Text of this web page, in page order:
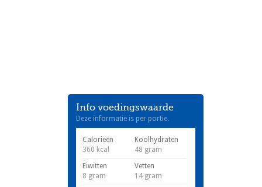
Info voedingswaarde
Deze informatie is per portie.
Calorieën
360 kcal
Koolhydraten
48 gram
Eiwitten
8 gram
Vetten
14 gram